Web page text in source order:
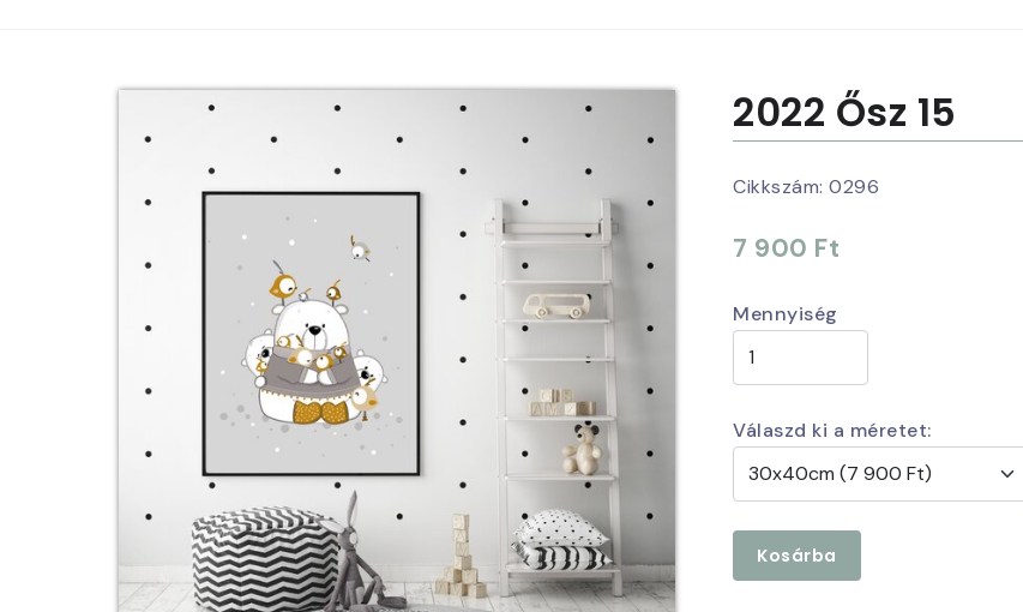
2022 Ősz 15
Cikkszám: 0296
7 900 Ft
Mennyiség
Válaszd ki a méretet:
Kosárba